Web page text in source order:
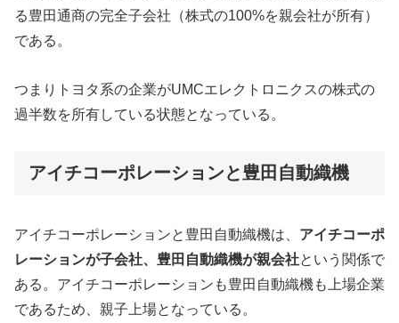
る豊田通商の完全子会社（株式の100%を親会社が所有）
である。
つまりトヨタ系の企業がUMCエレクトロニクスの株式の
過半数を所有している状態となっている。
アイチコーポレーションと豊田自動織機
アイチコーポレーションと豊田自動織機は、 アイチコーポ
レーションが子会社、豊田自動織機が親会社という関係で
ある。アイチコーポレーションも豊田自動織機も上場企業
であるため、親子上場となっている。